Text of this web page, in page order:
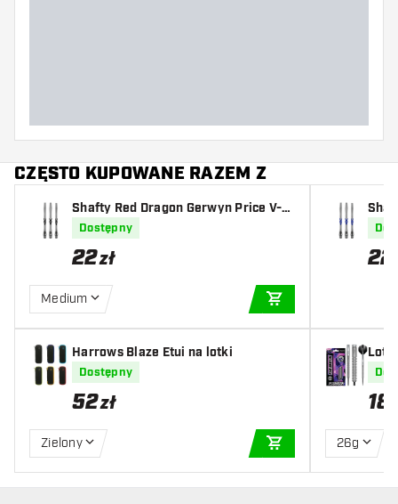
CZĘSTO KUPOWANE RAZEM Z
Shafty Red Dragon Gerwyn Price V-G
roove Black
Dostępny
22zł
Medium
Harrows Blaze Etui na lotki
Dostępny
52zł
Zielony
DODAJ DO
22
Lotki
26g